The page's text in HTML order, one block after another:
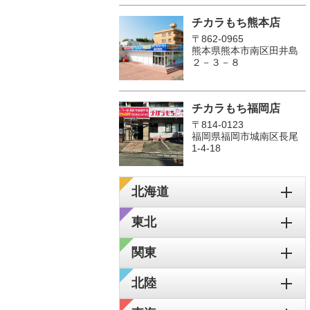
チカラもち熊本店
〒862-0965
熊本県熊本市南区田井島
２－３－８
チカラもち福岡店
〒814-0123
福岡県福岡市城南区長尾
1‐4‐18
北海道
東北
関東
北陸